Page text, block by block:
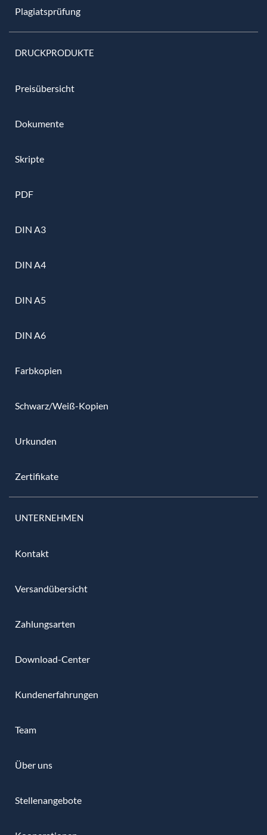
Plagiatsprüfung
DRUCKPRODUKTE
Preisübersicht
Dokumente
Skripte
PDF
DIN A3
DIN A4
DIN A5
DIN A6
Farbkopien
Schwarz/Weiß-Kopien
Urkunden
Zertifikate
UNTERNEHMEN
Kontakt
Versandübersicht
Zahlungsarten
Download-Center
Kundenerfahrungen
Team
Über uns
Stellenangebote